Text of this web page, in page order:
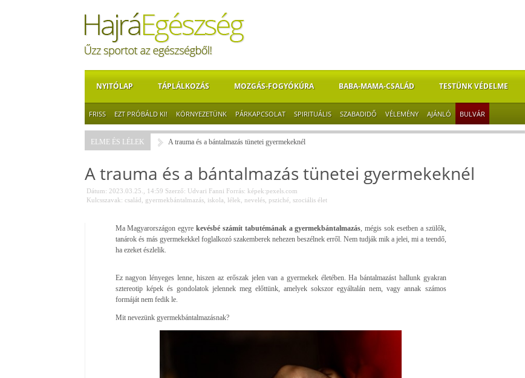
NYITÓLAP TÁPLÁLKOZÁS MOZGÁS-FOGYÓKÚRA BABA-MAMA-CSALÁD TESTÜNK VÉDELME
FRISS EZT PRÓBÁLD KI! KÖRNYEZETÜNK PÁRKAPCSOLAT SPIRITUÁLIS SZABADIDŐ VÉLEMÉNY AJÁNLÓ BULVÁR
ELME ÉS LÉLEK A trauma és a bántalmazás tünetei gyermekeknél
A trauma és a bántalmazás tünetei gyermekeknél
Dátum: 2023.03.25., 14:59 Szerző: Udvari Fanni Forrás: képek:pexels.com
Kulcsszavak: család gyermekbántalmazás, iskola lélek nevelés, psziché, szociális élet
Ma Magyarországon egyre kevésbé számít tabutémának a gyermekbántalmazás , mégis sok esetben a szülők,
tanárok és más gyermekekkel foglalkozó szakemberek nehezen beszélnek erről. Nem tudják mik a jelei, mi a teendő,
ha ezeket észlelik.
Ez nagyon lényeges lenne, hiszen az erőszak jelen van a gyermekek életében. Ha bántalmazást hallunk gyakran
sztereotip képek és gondolatok jelennek meg előttünk, amelyek sokszor egyáltalán nem, vagy annak számos
formáját nem fedik le.
Mit nevezünk gyermekbántalmazásnak?